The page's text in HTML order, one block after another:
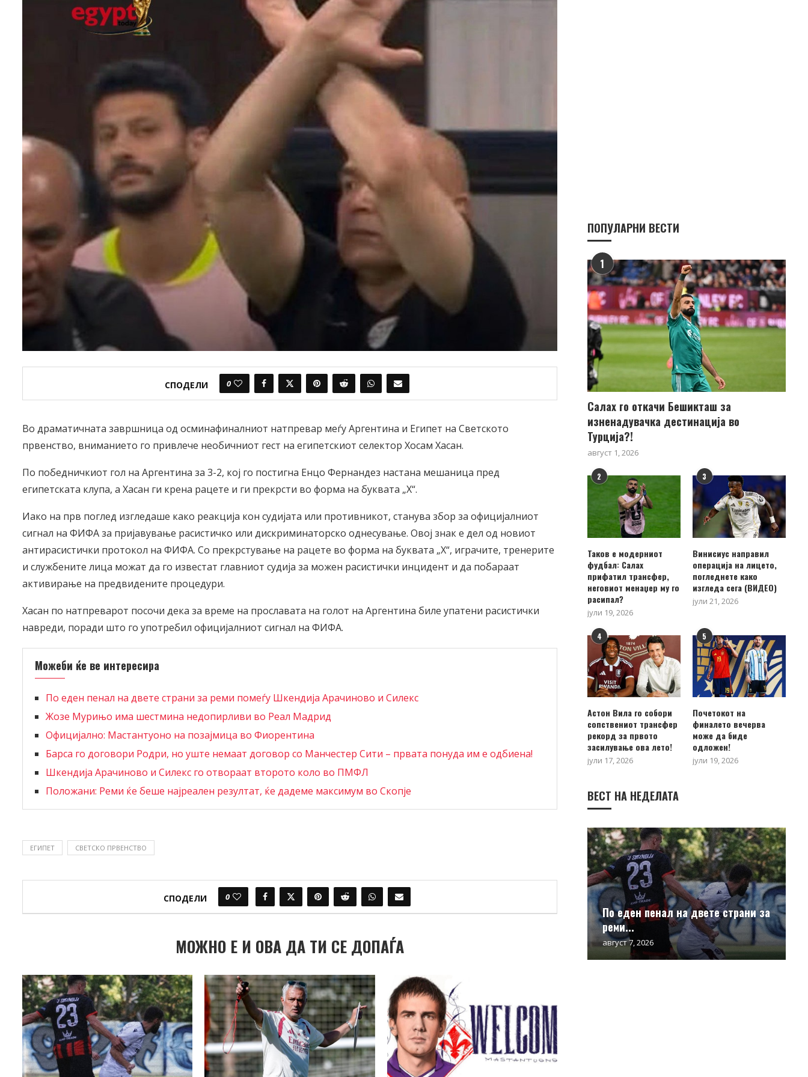
СПОДЕЛИ 0
Во драматичната завршница од осминафиналниот натпревар меѓу Аргентина и Египет на Светското
првенство, вниманието го привлече необичниот гест на египетскиот селектор Хосам Хасан.
По победничкиот гол на Аргентина за 3-2, кој го постигна Енцо Фернандез настана мешаница пред
египетската клупа, а Хасан ги крена рацете и ги прекрсти во форма на буквата „Х“.
Иако на прв поглед изгледаше како реакција кон судијата или противникот, станува збор за официјалниот
сигнал на ФИФА за пријавување расистичко или дискриминаторско однесување. Овој знак е дел од новиот
антирасистички протокол на ФИФА. Со прекрстување на рацете во форма на буквата „Х“, играчите, тренерите
и службените лица можат да го известат главниот судија за можен расистички инцидент и да побараат
активирање на предвидените процедури.
Хасан по натпреварот посочи дека за време на прославата на голот на Аргентина биле упатени расистички
навреди, поради што го употребил официјалниот сигнал на ФИФА.
Можеби ќе ве интересира
По еден пенал на двете страни за реми помеѓу Шкендија Арачиново и Силекс
Жозе Мурињо има шестмина недопирливи во Реал Мадрид
Официјално: Мастантуоно на позајмица во Фиорентина
Барса го договори Родри, но уште немаат договор со Манчестер Сити – првата понуда им е одбиена!
Шкендија Арачиново и Силекс го отвораат второто коло во ПМФЛ
Положани: Реми ќе беше најреален резултат, ќе дадеме максимум во Скопје
ЕГИПЕТ СВЕТСКО ПРВЕНСТВО
СПОДЕЛИ 0
МОЖНО Е И ОВА ДА ТИ СЕ ДОПАЃА
ПОПУЛАРНИ ВЕСТИ
1
Салах го откачи Бешикташ за
изненадувачка дестинација во
Турција?!
август 1, 2026
2
Таков е модерниот
фудбал: Салах
прифатил трансфер,
неговиот менаџер му го
расипал?
јули 19, 2026
3
Винисиус направил
операција на лицето,
погледнете како
изгледа сега (ВИДЕО)
јули 21, 2026
4
Астон Вила го собори
сопствениот трансфер
рекорд за првото
засилување ова лето!
јули 17, 2026
5
Почетокот на
финалето вечерва
може да биде
одложен!
јули 19, 2026
ВЕСТ НА НЕДЕЛАТА
По еден пенал на двете страни за
реми...
август 7, 2026